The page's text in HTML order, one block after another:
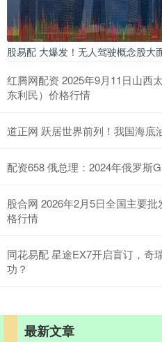
股易配 大爆发！无人驾驶概念股大
红腾网配资 2025年9月11日山西
东利民）价格行情
道正网 跃居世界前列！我国海底
配资658 俄总理：2024年俄罗斯
股合网 2026年2月5日全国主要
格行情
同花易配 星途EX7开启盲订，奇
功？
最新文章